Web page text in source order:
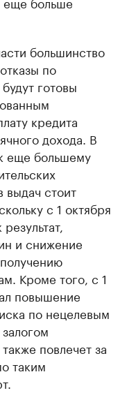
большинство
по
готовы
кредита
дохода. В
еще большему
выдач стоит
с 1 октября
и снижение
Кроме того, с 1
повышение
по нецелевым
повлечет за
таким